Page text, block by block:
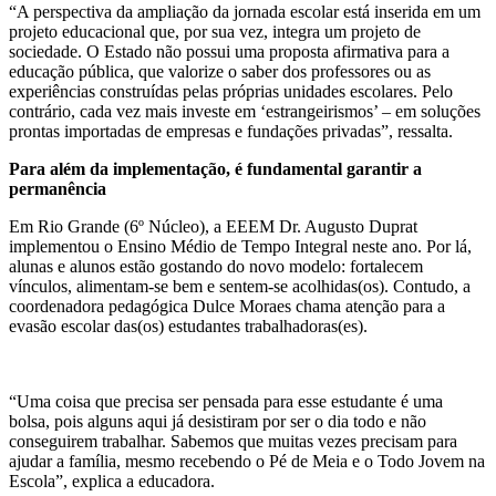
“A perspectiva da ampliação da jornada escolar está inserida em um
projeto educacional que, por sua vez, integra um projeto de
sociedade. O Estado não possui uma proposta afirmativa para a
educação pública, que valorize o saber dos professores ou as
experiências construídas pelas próprias unidades escolares. Pelo
contrário, cada vez mais investe em ‘estrangeirismos’ – em soluções
prontas importadas de empresas e fundações privadas”, ressalta.
Para além da implementação, é fundamental garantir a
permanência
Em Rio Grande (6º Núcleo), a EEEM Dr. Augusto Duprat
implementou o Ensino Médio de Tempo Integral neste ano. Por lá,
alunas e alunos estão gostando do novo modelo: fortalecem
vínculos, alimentam-se bem e sentem-se acolhidas(os). Contudo, a
coordenadora pedagógica Dulce Moraes chama atenção para a
evasão escolar das(os) estudantes trabalhadoras(es).
“Uma coisa que precisa ser pensada para esse estudante é uma
bolsa, pois alguns aqui já desistiram por ser o dia todo e não
conseguirem trabalhar. Sabemos que muitas vezes precisam para
ajudar a família, mesmo recebendo o Pé de Meia e o Todo Jovem na
Escola”, explica a educadora.